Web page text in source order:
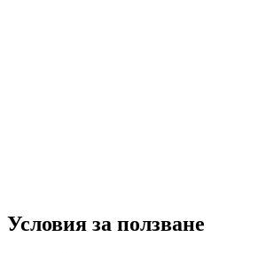
Условия за ползване